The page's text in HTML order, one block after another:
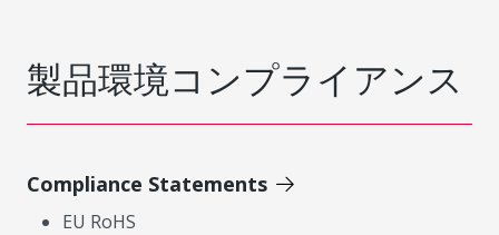
製品環境コンプライアンス
Compliance Statements
EU RoHS